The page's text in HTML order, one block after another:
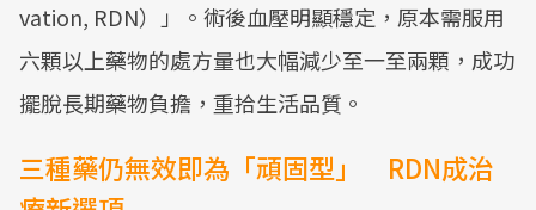
vation, RDN）」。術後血壓明顯穩定，原本需服用
六顆以上藥物的處方量也大幅減少至一至兩顆，成功
擺脫長期藥物負擔，重拾生活品質。
三種藥仍無效即為「頑固型」 RDN成治